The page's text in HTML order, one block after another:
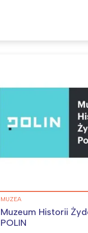
MUZEA
Muzeum Historii
POLIN